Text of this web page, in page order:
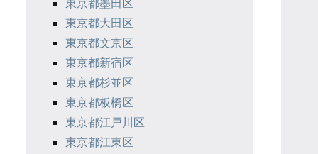
東京都大田区
東京都文京区
東京都新宿区
東京都杉並区
東京都板橋区
東京都江戸川区
東京都江東区